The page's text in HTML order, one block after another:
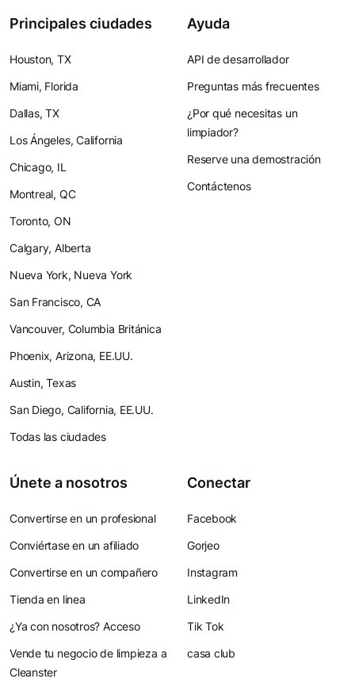
Principales ciudades
Houston, TX
Miami, Florida
Dallas, TX
Los Ángeles, California
Chicago, IL
Montreal, QC
Toronto, ON
Calgary, Alberta
Nueva York, Nueva York
San Francisco, CA
Vancouver, Columbia Británica
Phoenix, Arizona, EE.UU.
Austin, Texas
San Diego, California, EE.UU.
Todas las ciudades
Ayuda
API de desarrollador
Preguntas más frecuentes
¿Por qué necesitas un
limpiador?
Reserve una demostración
Contáctenos
Únete a nosotros
Convertirse en un profesional
Conviértase en un afiliado
Convertirse en un compañero
Tienda en linea
¿Ya con nosotros? Acceso
Vende tu negocio de limpieza a
Cleanster
Conectar
Facebook
Gorjeo
Instagram
LinkedIn
Tik Tok
casa club